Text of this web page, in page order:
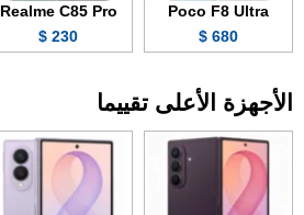
Poco F8 Ultra
680 $
Realme C85 Pro
230 $
الأجهزة الأعلى تقييما